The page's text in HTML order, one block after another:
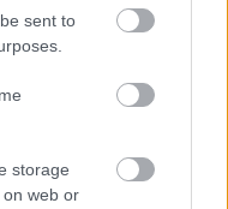
sent to
storage
web or
szakasz indult be a